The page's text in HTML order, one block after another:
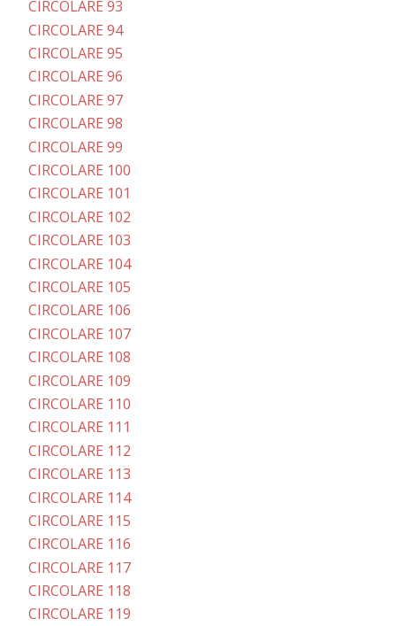
CIRCOLARE 93
CIRCOLARE 94
CIRCOLARE 95
CIRCOLARE 96
CIRCOLARE 97
CIRCOLARE 98
CIRCOLARE 99
CIRCOLARE 100
CIRCOLARE 101
CIRCOLARE 102
CIRCOLARE 103
CIRCOLARE 104
CIRCOLARE 105
CIRCOLARE 106
CIRCOLARE 107
CIRCOLARE 108
CIRCOLARE 109
CIRCOLARE 110
CIRCOLARE 111
CIRCOLARE 112
CIRCOLARE 113
CIRCOLARE 114
CIRCOLARE 115
CIRCOLARE 116
CIRCOLARE 117
CIRCOLARE 118
CIRCOLARE 119